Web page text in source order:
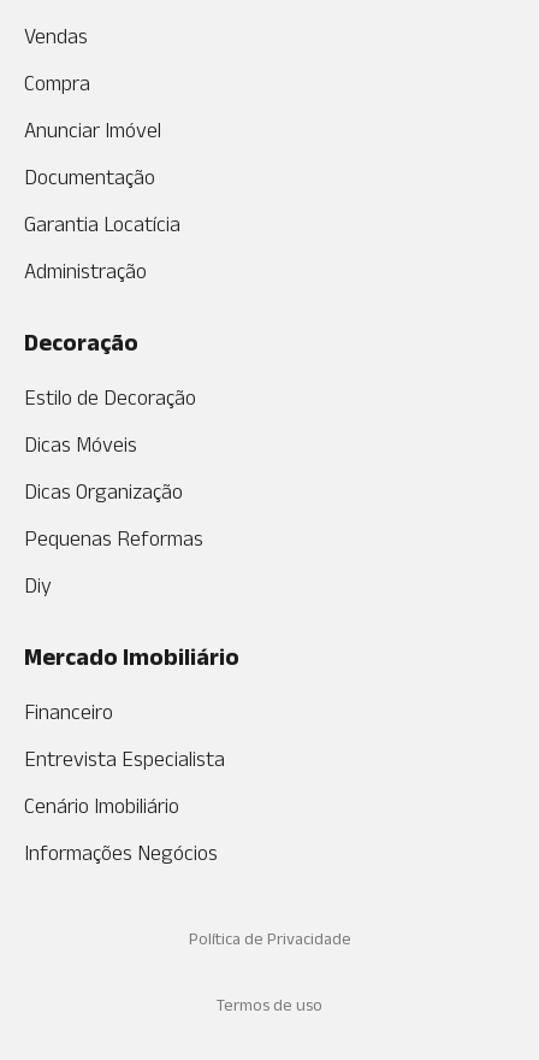
Vendas
Compra
Anunciar Imóvel
Documentação
Garantia Locatícia
Administração
Decoração
Estilo de Decoração
Dicas Móveis
Dicas Organização
Pequenas Reformas
Diy
Mercado Imobiliário
Financeiro
Entrevista Especialista
Cenário Imobiliário
Informações Negócios
Política de Privacidade
Termos de uso